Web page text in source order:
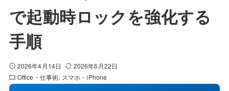
で起動時ロックを強化する
手順
2026年4月14日
2026年6月22日
Office・仕事術 スマホ・iPhone